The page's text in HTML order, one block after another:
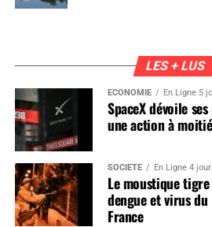
LES + LUS
ÉCONOMIE En Ligne 5
SpaceX dévoile
une action à
SOCIÉTÉ En Ligne 4
Le moustique
dengue et virus
France